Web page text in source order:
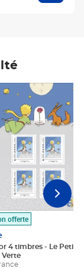
offerte
4 timbres - Le Petit
Verte